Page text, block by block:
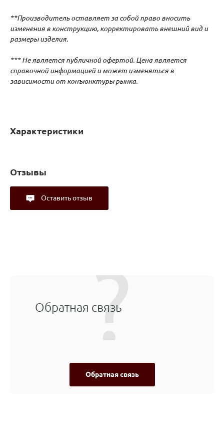
**Производитель оставляет за собой право вносить
изменения в конструкцию, корректировать внешний вид и
размеры изделия.
*** Не является публичной офертой. Цена является
справочной информацией и может изменяться в
зависимости от конъюнктуры рынка.
Характеристики
Отзывы
Оставить отзыв
Обратная связь
Обратная связь